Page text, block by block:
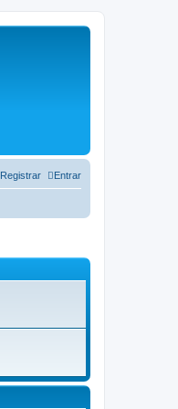
Entrar
Registrar